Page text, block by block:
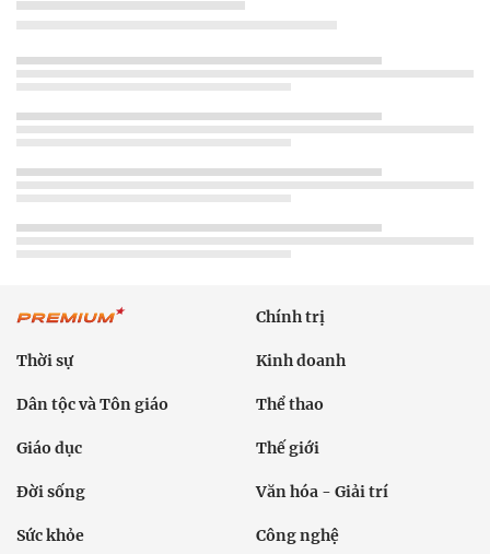
Chính trị
Thời sự Kinh doanh
Dân tộc và Tôn giáo Thể thao
Giáo dục Thế giới
Đời sống Văn hóa - Giải trí
Sức khỏe Công nghệ